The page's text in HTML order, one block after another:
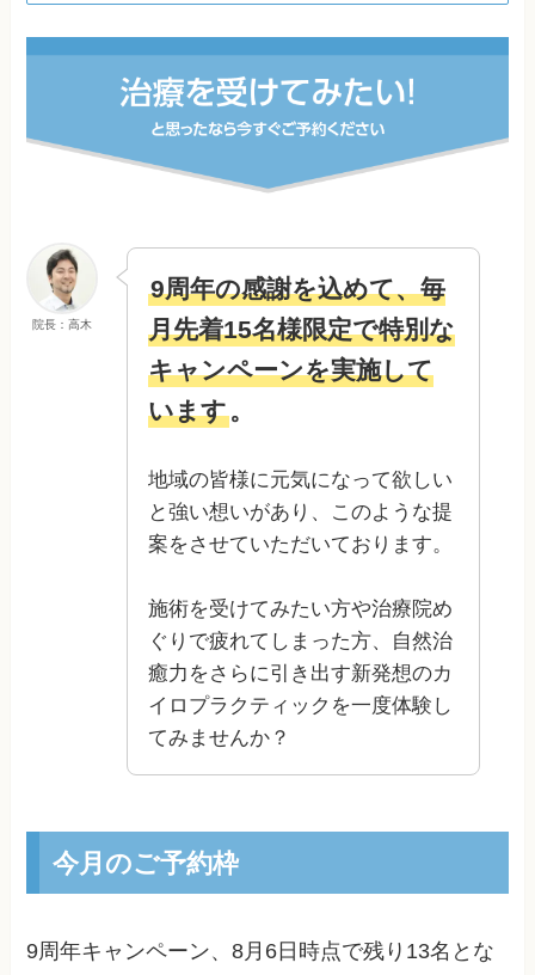
院長：高木
9周年の感謝を込めて、毎
月先着15名様限定で特別な
キャンペーンを実施して
います。
地域の皆様に元気になって欲しい
と強い想いがあり、このような提
案をさせていただいております。
施術を受けてみたい方や治療院め
ぐりで疲れてしまった方、自然治
癒力をさらに引き出す新発想のカ
イロプラクティックを一度体験し
てみませんか？
今月のご予約枠
9周年キャンペーン、8月6日 時点で残り 13名とな